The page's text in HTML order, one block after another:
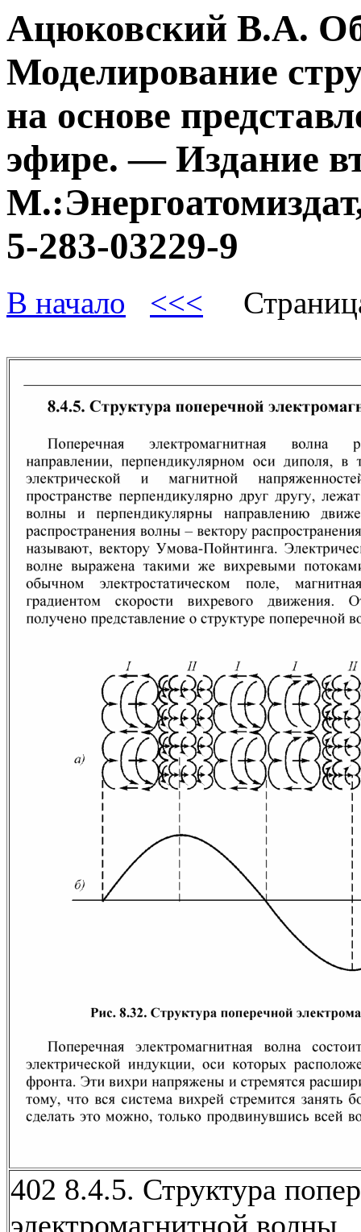
Ацюковский В.А.
Моделирование
на основе
эфире. — Издание
5-283-03229-9
В начало <<<
402 8.4.5. Структура
электромагнитной волны